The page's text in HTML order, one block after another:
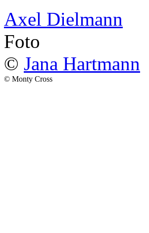
Axel Dielmann
Foto
© Jana Hartmann
© Monty Cross